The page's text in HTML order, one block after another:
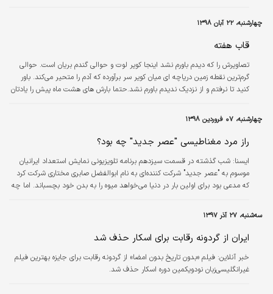
چهارشنبه، ۲۲ آبان ۱۳۹۸
قاب هفته
تصاویرش را که دیدم باورم نشد اینجا کویر لوت و حوالی گندم بریان است. حوالی
گرم‌ترین نقطه زمین دریاچه ای میان کویر سر برآورده که آدم را متحیر می‌کند. باور
کنید تا نرفتم و از نزدیک ندیدم باورم نشد.حتما بارش های هشت ماه پیش را یادتان
باران و آن سیل ویرانگر حالا کویر شهدادمان را دیدنی‌تر از همیشه کرده است.کلوت ها
زیبا بودند، زیباتر شدند.عبور پرندگان مهاجر هم این زیبایی را صد چندان کرده
است.به قول یکی از دوستان این منظره حتی…
چهارشنبه، ۰۷ فروردین ۱۳۹۸
راز مرد مغناطیسی "عصر جدید" چه بود؟
ايسنا: شب گذشته در قسمت سیزدهم برنامه تلویزیونی نمایش استعداد ایرانیان
موسوم به "عصر جدید" شرکت کننده‌ای به نام ابوالفضل صابری مختاری شرکت کرد
که مدعی بود برای اولین بار در دنیا می‌خواهد میوه را به بدن خود بچسباند. اما چه
سه‌شنبه، ۲۷ آذر ۱۳۹۷
ایران از گردونه رقابت برای اسکار حذف شد
خبر آنلاین: فیلم «بدون تاریخ بدون امضا» از گردونه رقابت برای جایزه بهترین فیلم
غیرانگلیسی‌زبان نودویکمین دوره اسکار حذف شد.